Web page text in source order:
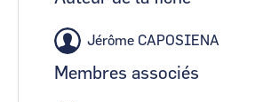
Jérôme CAPOSIENA
Membres associés